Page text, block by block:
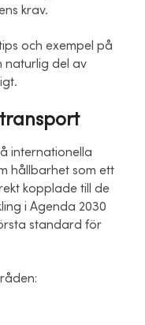
krav.
och exempel på
naturlig del av
internationella
hållbarhet som ett
kopplade till de
i Agenda 2030
standard för